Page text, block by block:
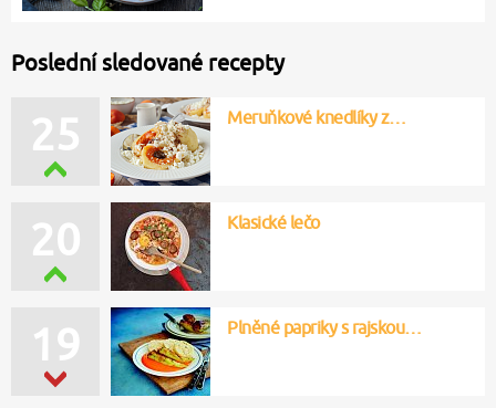
Poslední sledované recepty
25 Meruňkové knedlíky z…
19 Plněné papriky s rajskou…
20 Klasické lečo